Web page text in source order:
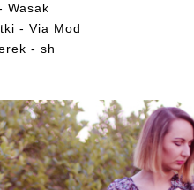
Wasak
- Via Mod
- sh